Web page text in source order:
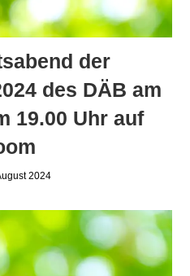
der
des DÄB am
19.00 Uhr auf
2024